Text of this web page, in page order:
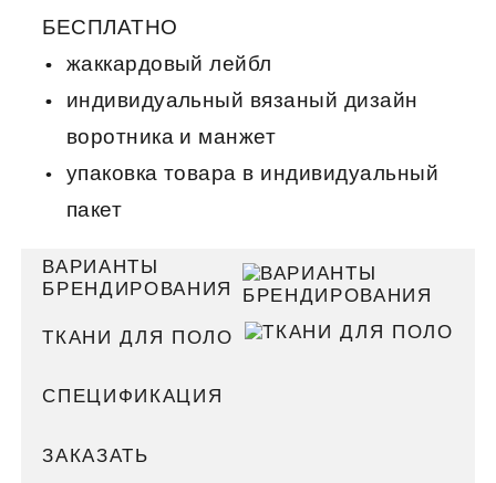
БЕСПЛАТНО
жаккардовый лейбл
индивидуальный вязаный дизайн
воротника и манжет
упаковка товара в индивидуальный
пакет
ВАРИАНТЫ
БРЕНДИРОВАНИЯ
ТКАНИ ДЛЯ ПОЛО
СПЕЦИФИКАЦИЯ
ЗАКАЗАТЬ